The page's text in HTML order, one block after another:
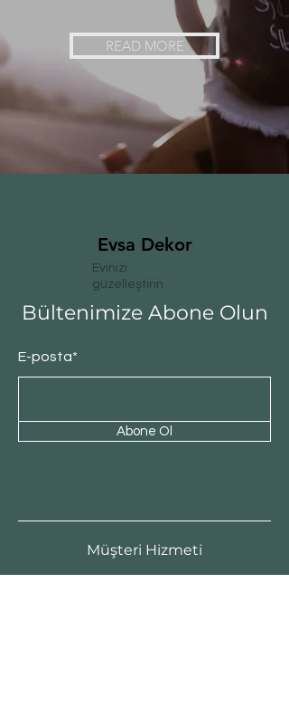
READ MORE
Evsa Dekor
Evinizi
güzelleştirin
Bültenimize Abone Olun
E-posta*
Abone Ol
Müşteri Hizmeti